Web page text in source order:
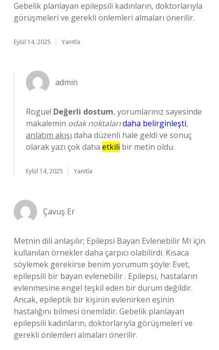
Gebelik planlayan epilepsili kadınların, doktorlarıyla
görüşmeleri ve gerekli önlemleri almaları önerilir.
Eylül 14, 2025 Yanıtla
admin
Rogue! Değerli dostum, yorumlarınız sayesinde
makalemin odak noktalarıdaha belirginleşti,
anlatım akışı daha düzenli hale geldi ve sonuç
olarak yazı çok daha etkili bir metin oldu.
Eylül 14, 2025 Yanıtla
Çavuş Er
Metnin dili anlaşılır; Epilepsi Bayan Evlenebilir Mi için
kullanılan örnekler daha çarpıcı olabilirdi. Kısaca
söylemek gerekirse benim yorumum şöyle: Evet,
epilepsili bir bayan evlenebilir . Epilepsi, hastaların
evlenmesine engel teşkil eden bir durum değildir.
Ancak, epileptik bir kişinin evlenirken eşinin
hastalığını bilmesi önemlidir. Gebelik planlayan
epilepsili kadınların, doktorlarıyla görüşmeleri ve
gerekli önlemleri almaları önerilir.